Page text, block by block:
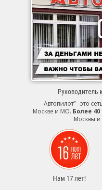
Руководитель
Автопилот” - это
Москве и МО. Более
Москвы и
Нам 17 лет!